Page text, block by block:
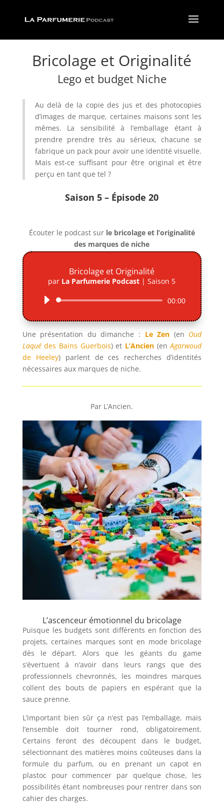
Bricolage et Originalité
Lego et budget Niche
Au delà de la copie des jus et des photocopies
d’images de marque, certaines maisons sont les
mêmes. La sensibilité à l’emballage étant à
prendre prendre très au sérieux, chacune se
fabrique un pack pour avoir une identité visuelle.
Mais est-ce suffisant pour être original et être
perçu en tant que tel ?
Saison 5 – Épisode 20
Écouter le podcast sur le bricolage et l’originalité
des marques de niche
Bricolage et Originalité
par La Parfumerie Podcast |Saison 5
Lecteur
00:00
Une présentation du dimanche : Le Zen (en Oud
Laquédes Bains Guerbois) et L’Ancien(enAgarwoud
de Heeley) parlent de ces recherches d’identités
nécessaires aux marques de niche.
Par L’Ancien.
L’ascenceur émotionnel du bricolage
Puisque les budgets sont différents en fonction des
projets, certaines marques sont en mode bricolage
dès le départ. Alors que les géants du game
s’évertuent à n’avoir dans leurs rangs que des
professionnels chevronnés, les moindres marques
collent des bouts de papiers en espérant que la
sauce prenne.
L’important bien sûr ça n’est pas l’emballage, mais
l’ensemble doit tourner rond, obligatoirement.
Certains feront des découpent dans le budget,
sélectionnant des matières moins coûteuses dans la
formule du parfum, ou en prenant un capot en
plastoc pour commencer par quelque chose, les
possibilités étant nombreuses pour rentrer dans son
cahier des charges.